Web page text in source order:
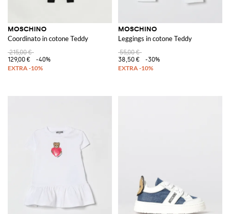
MOSCHINO
Coordinato in cotone Teddy
215,00 €
129,00 €
-40%
MOSCHINO
Leggings in cotone Teddy
55,00 €
38,50 €
-30%